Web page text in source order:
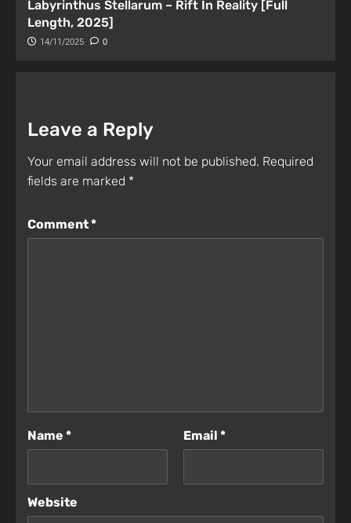
Labyrinthus Stellarum – Rift In Reality [Full
Length, 2025]
14/11/2025 0
Leave a Reply
Your email address will not be published. Required
fields are marked *
Comment*
Name * Email *
Website